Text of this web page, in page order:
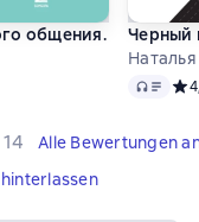
общения. 56
4,7 на основе 11 оценок
Черный
Audio
14 Bewertungen
14
Alle Bewertungen